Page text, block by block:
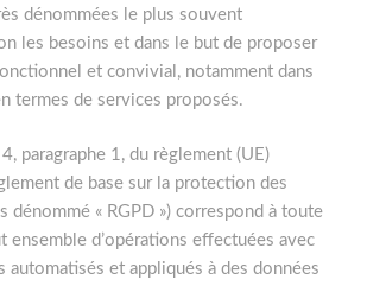
dénommées le plus souvent
les besoins et dans le but de proposer
et convivial, notamment dans
termes de services proposés.
4, paragraphe 1, du règlement (UE)
de base sur la protection des
dénommé « RGPD ») correspond à toute
ensemble d’opérations effectuées avec
automatisés et appliqués à des données